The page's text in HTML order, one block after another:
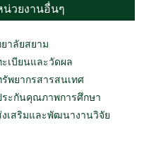
วยงานอื่นๆ
าลัยสยาม
เบียนและวัดผล
พยากรสารสนเทศ
ะกันคุณภาพการศึกษา
เสริมและพัฒนางานวิจัย